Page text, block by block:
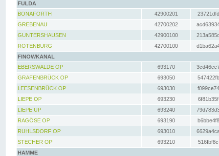
FULDA
BONAFORTH
42900201
GREBENAU
42700202
GUNTERSHAUSEN
42900100
ROTENBURG
42700100
FINOWKANAL
EBERSWALDE OP
693170
GRAFENBRÜCK OP
693050
LEESENBRÜCK OP
693030
LIEPE OP
693230
LIEPE UP
693240
RAGÖSE OP
693190
RUHLSDORF OP
693010
STECHER OP
693210
HAMME